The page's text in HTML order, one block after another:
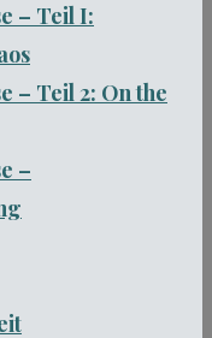
– Teil I:
– Teil 2: On the
–